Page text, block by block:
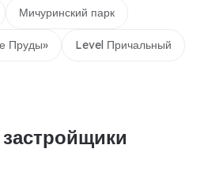
Мичуринский парк
Пруды» Level Причальный